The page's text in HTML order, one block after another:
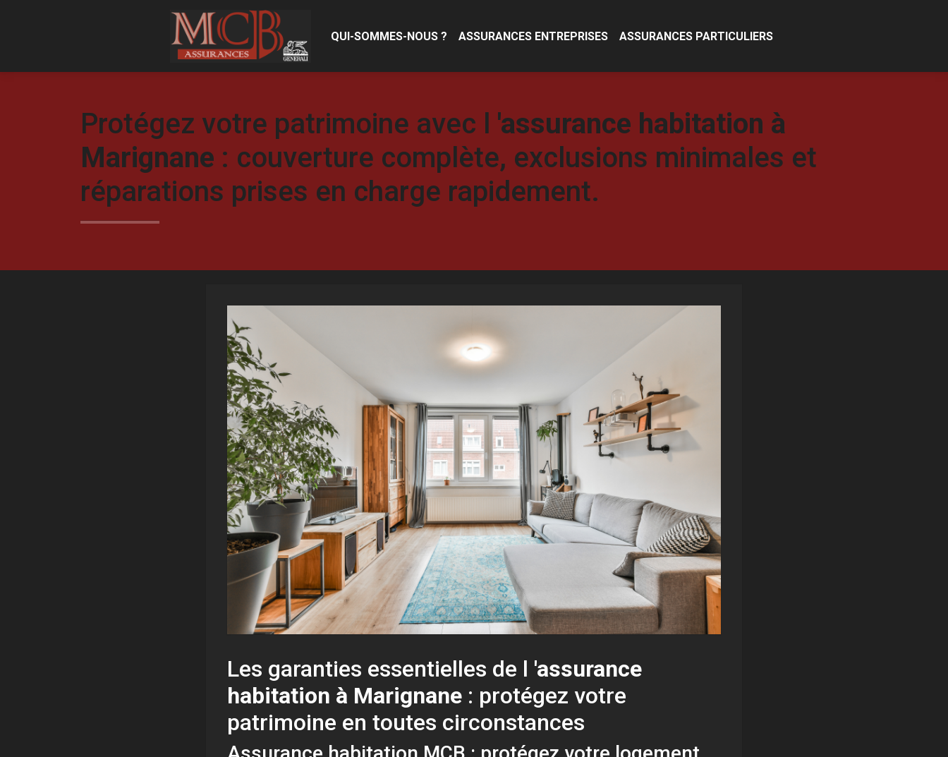
QUI-SOMMES-NOUS ? ASSURANCES ENTREPRISES ASSURANCES PARTICULIERS
Protégez votre patrimoine avec l 'assurance habitation à
Marignane : couverture complète, exclusions minimales et
réparations prises en charge rapidement.
Les garanties essentielles de l 'assurance
habitation à Marignane : protégez votre
patrimoine en toutes circonstances